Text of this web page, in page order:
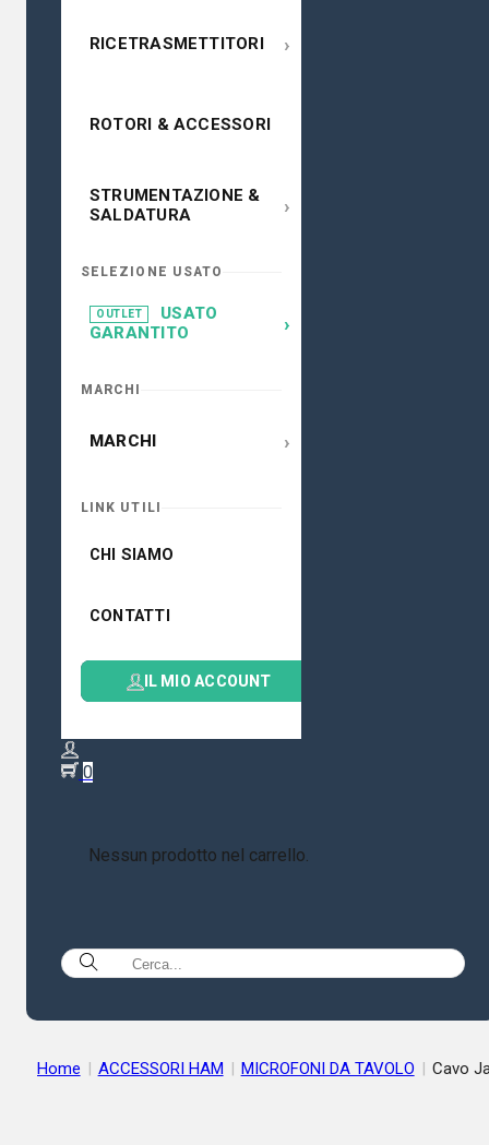
RICETRASMETTITORI ›
ROTORI & ACCESSORI
STRUMENTAZIONE &
SALDATURA
›
SELEZIONE USATO
OUTLET
USATO
GARANTITO
›
MARCHI
MARCHI ›
LINK UTILI
CHI SIAMO
CONTATTI
IL MIO ACCOUNT
0
Nessun prodotto nel carrello.
Home | ACCESSORI HAM | MICROFONI DA TAVOLO | Cavo